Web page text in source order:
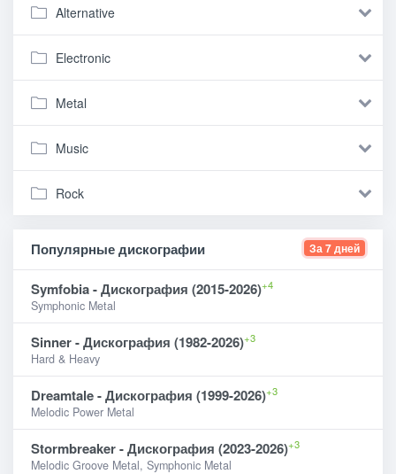
Alternative
Electronic
Metal
Music
Rock
Популярные дискографии За 7 дней
Symfobia - Дискография (2015-2026)+4
Symphonic Metal
Sinner - Дискография (1982-2026)+3
Hard & Heavy
Dreamtale - Дискография (1999-2026)+3
Melodic Power Metal
Stormbreaker - Дискография (2023-2026)+3
Melodic Groove Metal, Symphonic Metal